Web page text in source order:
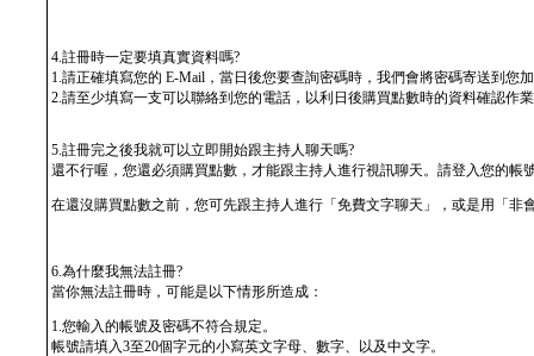
4.註冊時一定要填真實資料嗎?
1.請正確填寫您的 E-Mail，當日後您要查詢密碼時，我們會將密碼寄送到您
2.請至少填寫一支可以聯絡到您的電話，以利日後購買點數時的資料確認作
5.註冊完之後我就可以立即開始跟主持人聊天嗎?
還不行喔，您還必須購買點數，才能跟主持人進行視訊聊天。請登入您的帳
在還沒購買點數之前，您可先跟主持人進行「免費文字聊天」，或是用「
6.為什麼我無法註冊?
當你無法註冊時，可能是以下情形所造成：
1.您輸入的帳號及密碼不符合規定。
帳號請填入3至20個字元的小寫英文字母、數字、以及中文字。